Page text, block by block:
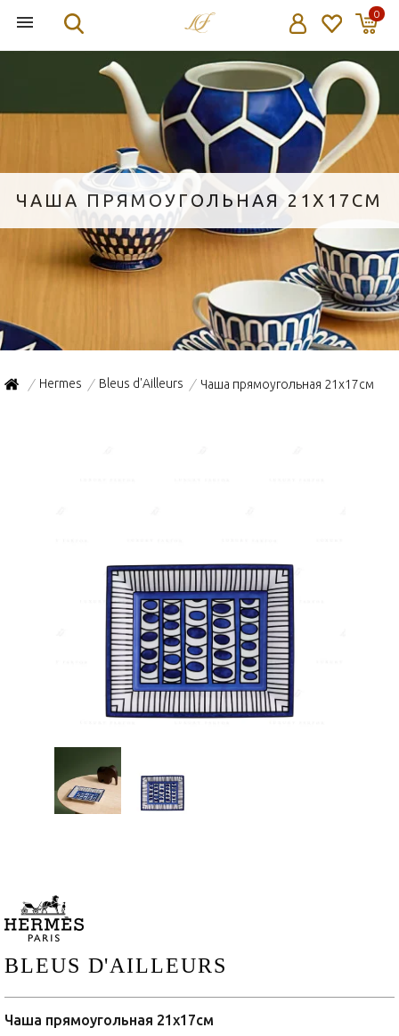
0
ЧАША ПРЯМОУГОЛЬНАЯ 21X17СМ
/ Hermes / Bleus d'Ailleurs / Чаша прямоугольная 21x17см
BLEUS D'AILLEURS
Чаша прямоугольная 21x17см